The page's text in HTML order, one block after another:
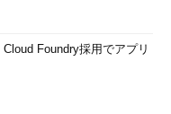
Foundry採用でアプリ